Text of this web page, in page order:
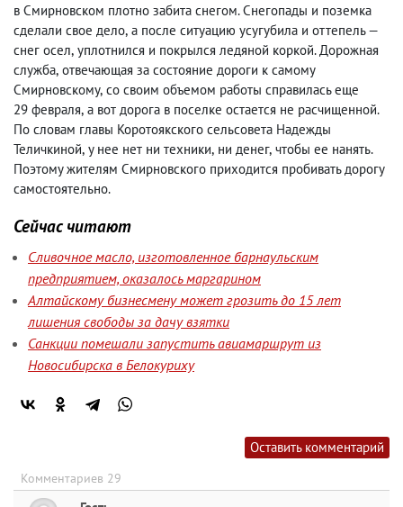
в Смирновском плотно забита снегом. Снегопады и поземка
сделали свое дело, а после ситуацию усугубила и оттепель —
снег осел, уплотнился и покрылся ледяной коркой. Дорожная
служба, отвечающая за состояние дороги к самому
Смирновскому, со своим объемом работы справилась еще
29 февраля, а вот дорога в поселке остается не расчищенной.
По словам главы Коротоякского сельсовета Надежды
Теличкиной, у нее нет ни техники, ни денег, чтобы ее нанять.
Поэтому жителям Смирновского приходится пробивать дорогу
самостоятельно.
Сейчас читают
Сливочное масло, изготовленное барнаульским
предприятием, оказалось маргарином
Алтайскому бизнесмену может грозить до 15 лет
лишения свободы за дачу взятки
Санкции помешали запустить авиамаршрут из
Новосибирска в Белокуриху
Оставить комментарий
Комментариев 29